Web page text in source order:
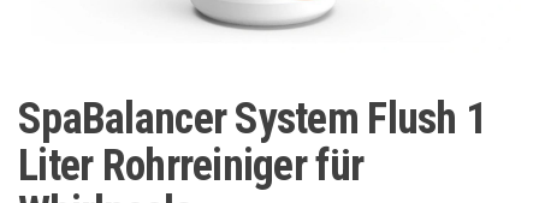
SpaBalancer System Flush 1
Liter Rohrreiniger für